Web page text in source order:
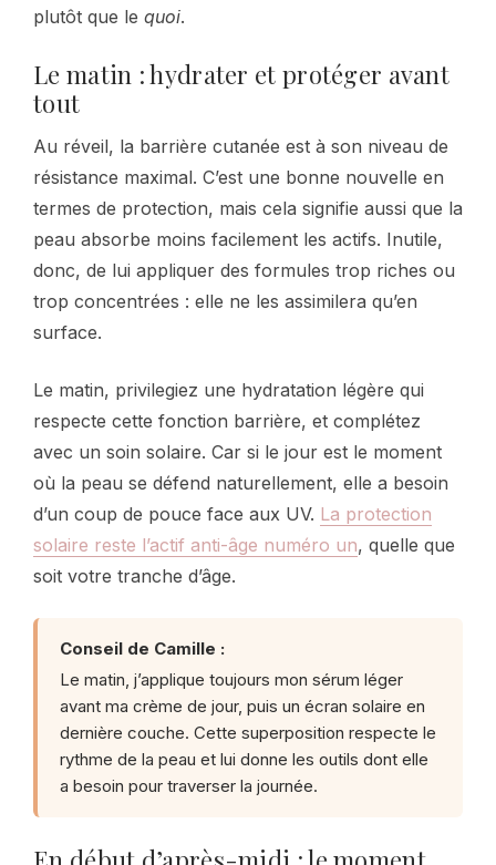
plutôt que le quoi.
Le matin : hydrater et protéger avant
tout
Au réveil, la barrière cutanée est à son niveau de
résistance maximal. C’est une bonne nouvelle en
termes de protection, mais cela signifie aussi que la
peau absorbe moins facilement les actifs. Inutile,
donc, de lui appliquer des formules trop riches ou
trop concentrées : elle ne les assimilera qu’en
surface.
Le matin, privilegiez une hydratation légère qui
respecte cette fonction barrière, et complétez
avec un soin solaire. Car si le jour est le moment
où la peau se défend naturellement, elle a besoin
d’un coup de pouce face aux UV. La protection
solaire reste l’actif anti-âge numéro un, quelle que
soit votre tranche d’âge.
Conseil de Camille :
Le matin, j’applique toujours mon sérum léger
avant ma crème de jour, puis un écran solaire en
dernière couche. Cette superposition respecte le
rythme de la peau et lui donne les outils dont elle
a besoin pour traverser la journée.